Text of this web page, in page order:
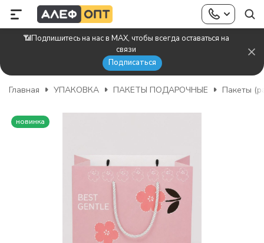
📶Подпишитесь на нас в MAX, чтобы всегда оставаться на
связи
Подписаться
Главная УПАКОВКА ПАКЕТЫ ПОДАРОЧНЫЕ Пакеты
новинка